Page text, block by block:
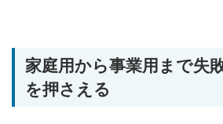
家庭用から事業用まで失
を押さえる